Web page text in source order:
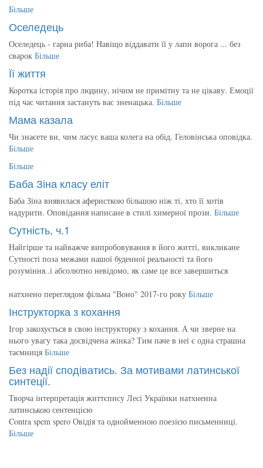
Більше
Оселедець
Оселедець - гарна риба! Навіщо віддавати її у лапи ворога ... без
сварок Більше
Її життя
Коротка історія про людину, нічим не примітну та не цікаву. Емоції
під час читання застануть вас зненацька. Більше
Мама казала
Чи знаєете ви, чим ласує ваша колега на обід. Геловінська оповідка.
Більше
Більше
Баба Зіна класу еліт
Баба Зіна виявилася аферисткою більшою ніж ті, хто її хотів
надурити. Оповідання написане в стилі химерної прози. Більше
Сутність, ч.1
Найгірше та найважче випробовування в його житті, викликане
Сутності поза межами нашої буденної реальності та його
розуміння..і абсолютно невідомо, як саме це все завершиться
натхнено переглядом фільма "Воно" 2017-го року Більше
Інструкторка з кохання
Ігор закохується в свою інструкторку з кохання. А чи зверне на
нього увагу така досвідчена жінка? Тим паче в неї є одна страшна
таємниця Більше
Без надії сподіватись. За мотивами латинської
синтеції.
Творча інтерпретація життєпису Лесі Українки натхненна
латинською сентенцією
Contra spem spero Овідія та однойменною поезією письменниці.
Більше